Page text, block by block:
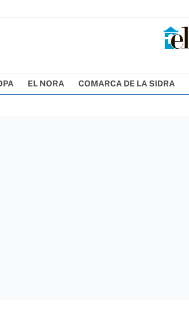
EL NORA COMARCA DE LA SIDRA